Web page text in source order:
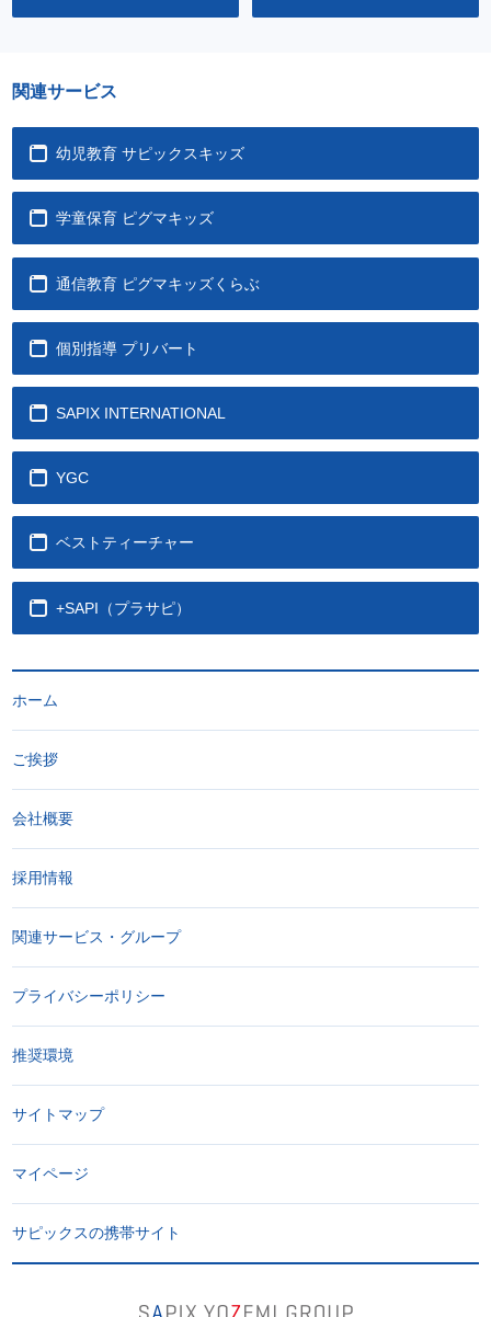
関連サービス
幼児教育 サピックスキッズ
学童保育 ピグマキッズ
通信教育 ピグマキッズくらぶ
個別指導 プリバート
SAPIX INTERNATIONAL
YGC
ベストティーチャー
+SAPI（プラサピ）
ホーム
ご挨拶
会社概要
採用情報
関連サービス・グループ
プライバシーポリシー
推奨環境
サイトマップ
マイページ
サピックスの携帯サイト